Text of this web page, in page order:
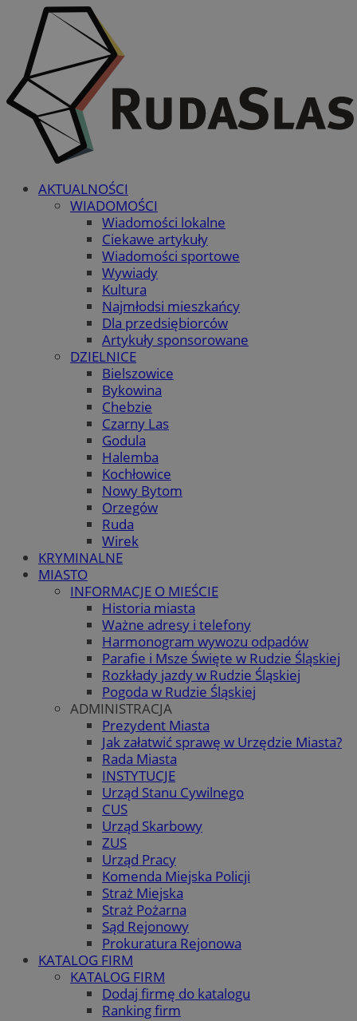
AKTUALNOŚCI
WIADOMOŚCI
Wiadomości lokalne
Ciekawe artykuły
Wiadomości sportowe
Wywiady
Kultura
Najmłodsi mieszkańcy
Dla przedsiębiorców
Artykuły sponsorowane
DZIELNICE
Bielszowice
Bykowina
Chebzie
Czarny Las
Godula
Halemba
Kochłowice
Nowy Bytom
Orzegów
Ruda
Wirek
KRYMINALNE
MIASTO
INFORMACJE O MIEŚCIE
Historia miasta
Ważne adresy i telefony
Harmonogram wywozu odpadów
Parafie i Msze Święte w Rudzie Śląskiej
Rozkłady jazdy w Rudzie Śląskiej
Pogoda w Rudzie Śląskiej
ADMINISTRACJA
Prezydent Miasta
Jak załatwić sprawę w Urzędzie Miasta?
Rada Miasta
INSTYTUCJE
Urząd Stanu Cywilnego
CUS
Urząd Skarbowy
ZUS
Urząd Pracy
Komenda Miejska Policji
Straż Miejska
Straż Pożarna
Sąd Rejonowy
Prokuratura Rejonowa
KATALOG FIRM
KATALOG FIRM
Dodaj firmę do katalogu
Ranking firm